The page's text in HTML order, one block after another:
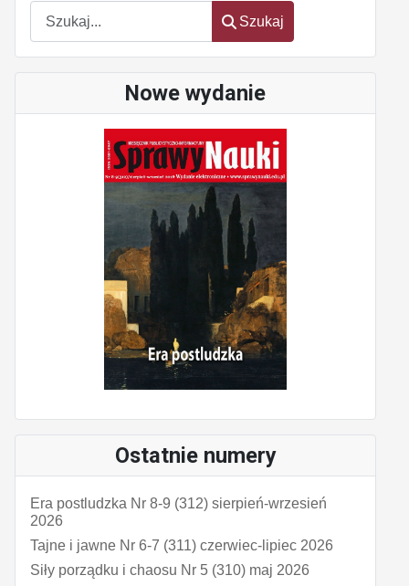
Szukaj
Szukaj
Nowe wydanie
Ostatnie numery
Era postludzka Nr 8-9 (312) sierpień-wrzesień
2026
Tajne i jawne Nr 6-7 (311) czerwiec-lipiec 2026
Siły porządku i chaosu Nr 5 (310) maj 2026